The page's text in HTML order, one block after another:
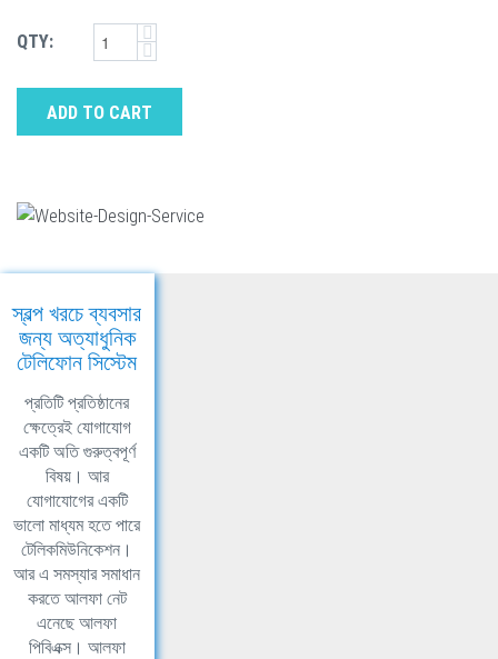
QTY:
ADD TO CART
স্বল্প খরচে ব্যবসার
জন্য অত্যাধুনিক
টেলিফোন সিস্টেম
প্রতিটি প্রতিষ্ঠানের
ক্ষেত্রেই যোগাযোগ
একটি অতি গুরুত্বপূর্ণ
বিষয়। আর
যোগাযোগের একটি
ভালো মাধ্যম হতে পারে
টেলিকমিউনিকেশন।
আর এ সমস্যার সমাধান
করতে আলফা নেট
এনেছে আলফা
পিবিএক্স। আলফা